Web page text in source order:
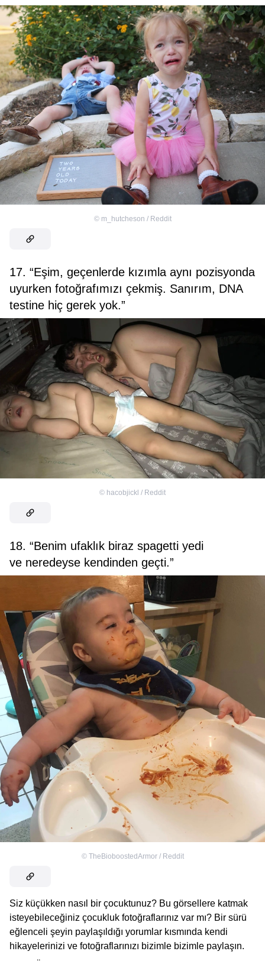
© m_hutcheson / Reddit
17. “Eşim, geçenlerde kızımla aynı pozisyonda
uyurken fotoğrafımızı çekmiş. Sanırım, DNA
testine hiç gerek yok.”
© hacobjickl / Reddit
18. “Benim ufaklık biraz spagetti yedi
ve neredeyse kendinden geçti.”
© TheBioboostedArmor / Reddit
Siz küçükken nasıl bir çocuktunuz? Bu görsellere katmak
isteyebileceğiniz çocukluk fotoğraflarınız var mı? Bir sürü
eğlenceli şeyin paylaşıldığı yorumlar kısmında kendi
hikayelerinizi ve fotoğraflarınızı bizimle bizimle paylaşın.